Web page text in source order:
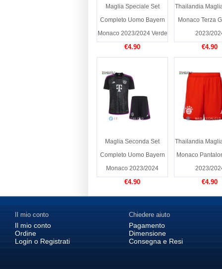
Maglia Speciale Set
Completo Uomo Bayern
Monaco 2023/2024 Verde
€4.90
Thailandia
Monaco Terza
2023/
€4.90
Maglia Seconda Set
Completo Uomo Bayern
Monaco 2023/2024
€4.90
Thailandia
Monaco
2023/
€4.90
Il mio conto
Il mio conto
Ordine
Login o Registrati
Chiedere aiuto
Pagamento
Dimensione
Consegna e Resi